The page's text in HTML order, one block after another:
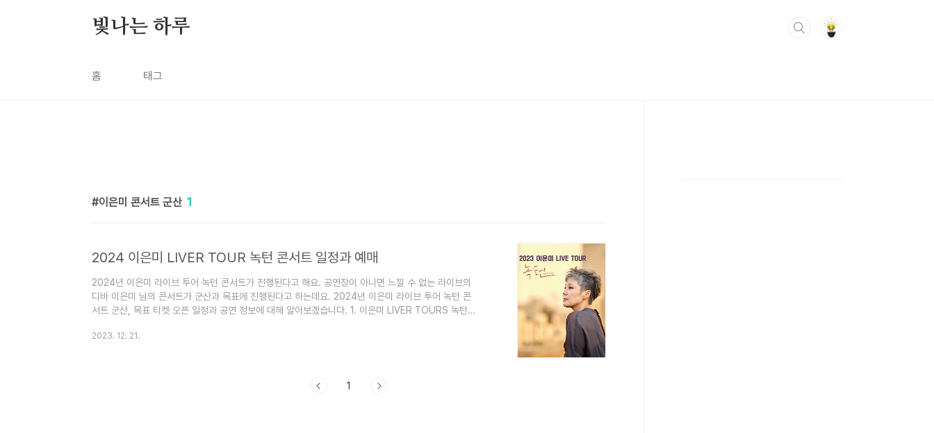
빛나는 하루
홈 태그
이은미 콘서트 군산 1
2024 이은미 LIVER TOUR 녹턴 콘서트 일정과 예매
2024년 이은미 라이브 투어 녹턴 콘서트가 진행된다고 해요. 공연장이 아니면 느낄 수 없는 라이브의
디바 이은미 님의 콘서트가 군산과 목표에 진행된다고 하는데요. 2024년 이은미 라이브 투어 녹턴 콘
서트 군산, 목표 티켓 오픈 일정과 공연 정보에 대해 알아보겠습니다. 1. 이은미 LIVER TOURS 녹턴
다해 노래하는 가수 이은미 님이 LIVER TOUR 녹턴 공연을 진행한다고 합니다. 이은미 님이 노래를 부
2023. 12. 21.
1